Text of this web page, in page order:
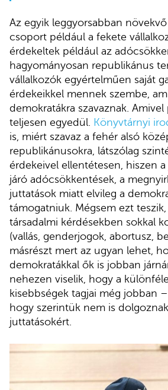
Az egyik leggyorsabban
csoport például a fekete
érdekeltek például az
hagyományosan republikánus
vállalkozók egyértelműen saját
érdekeikkel mennek szembe,
demokratákra szavaznak.
teljesen egyedül. Könyvtárnyi
is, miért szavaz a fehér alsó
republikánusokra, látszólag
érdekeivel ellentétesen, hiszen
járó adócsökkentések, a
juttatások miatt elvileg a
támogatniuk. Mégsem ezt
társadalmi kérdésekben sokkal
(vallás, genderjogok, abortusz,
másrészt mert az ugyan lehet,
demokratákkal ők is jobban
nehezen viselik, hogy a
kisebbségek tagjai még jobban –
hogy szerintük nem is
juttatásokért.